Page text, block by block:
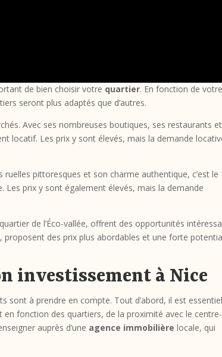
de bien choisir votre quartier. En fonction de
seront plus adaptés que d’autres.
Avec ses nombreuses boutiques, ses restaurants
locatif. Les prix y sont élevés, mais la demande
pittoresques et son charme authentique, c’est le
prix y sont également élevés, mais la demande
de l’Éco-vallée, offrent des opportunités
des prix plus abordables et une forte
investissement à Nice
sont à prendre en compte. Tout d’abord, il est
en fonction des quartiers, de la proximité avec le
auprès d’une agence immobilière locale, qui